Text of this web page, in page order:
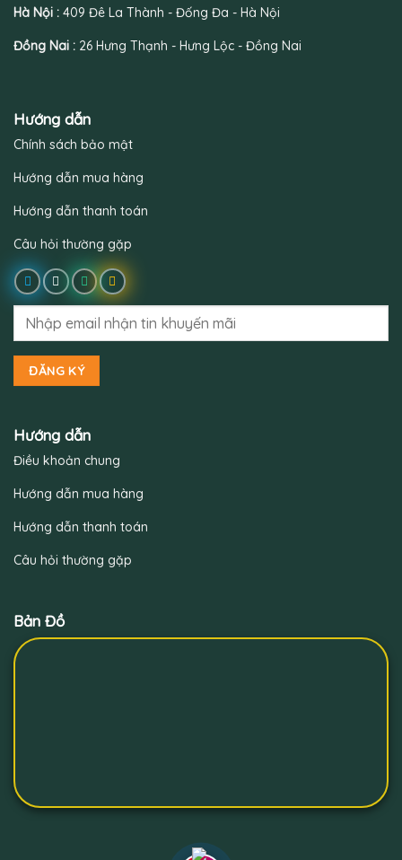
Hà Nội : 409 Đê La Thành - Đống Đa - Hà Nội
Đồng Nai : 26 Hưng Thạnh - Hưng Lộc - Đồng Nai
Hướng dẫn
Chính sách bảo mật
Hướng dẫn mua hàng
Hướng dẫn thanh toán
Câu hỏi thường gặp
Hướng dẫn
Điều khoản chung
Hướng dẫn mua hàng
Hướng dẫn thanh toán
Câu hỏi thường gặp
Bản Đồ